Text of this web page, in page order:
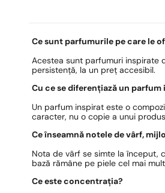
Ce sunt parfumurile pe care le
Acestea sunt parfumuri inspirate
persistență, la un preț accesibil.
Cu ce se diferențiază un
Un parfum inspirat este o
caracter, nu o copie a unui
Ce înseamnă notele de vârf,
Nota de vârf se simte la început,
bază rămâne pe piele cel mai
Ce este concentrația?